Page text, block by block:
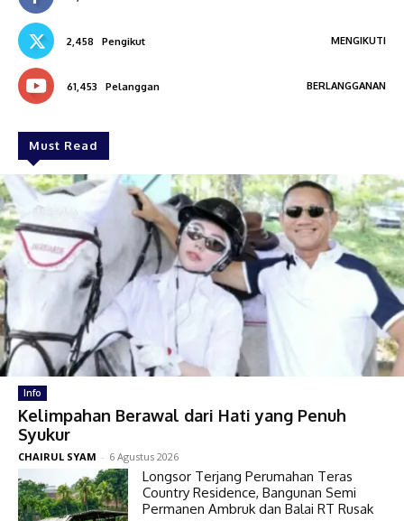
2,458 Pengikut MENGIKUTI
61,453 Pelanggan BERLANGGANAN
Must Read
Info
Kelimpahan Berawal dari Hati yang Penuh
Syukur
CHAIRUL SYAM - 6 Agustus 2026
Longsor Terjang Perumahan Teras
Country Residence, Bangunan Semi
Permanen Ambruk dan Balai RT Rusak